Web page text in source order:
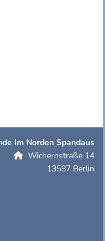
Im Norden Spandaus
 Wichernstraße 14
13587 Berlin